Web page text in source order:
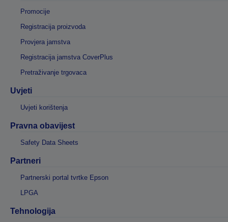
Promocije
Registracija proizvoda
Provjera jamstva
Registracija jamstva CoverPlus
Pretraživanje trgovaca
Uvjeti
Uvjeti korištenja
Pravna obavijest
Safety Data Sheets
Partneri
Partnerski portal tvrtke Epson
LPGA
Tehnologija